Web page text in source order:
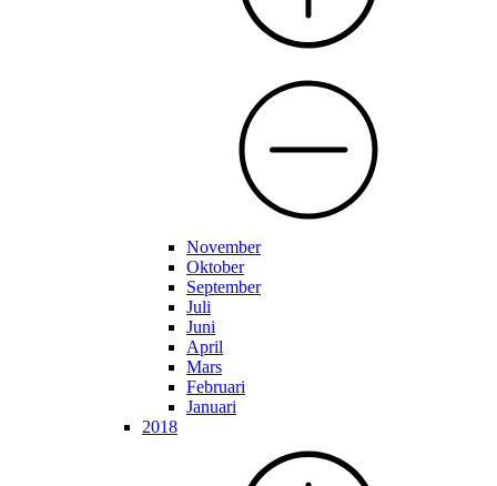
November
Oktober
September
Juli
Juni
April
Mars
Februari
Januari
2018